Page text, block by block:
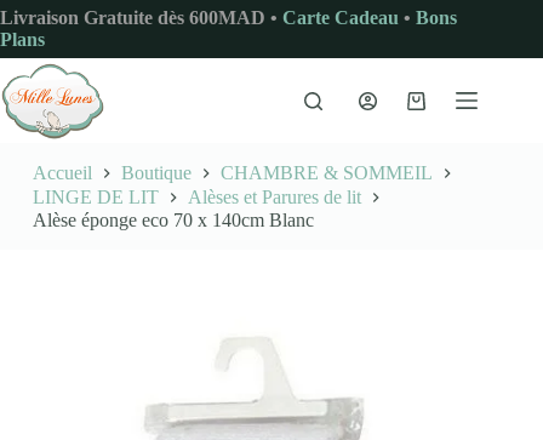
Passer
au
contenu
Livraison Gratuite dès 600MAD • Carte Cadeau • Bons
Plans
Panier
Accueil Boutique
CHAMBRE & SOMMEIL
LINGE DE LIT
Alèses et Parures de lit
Alèse éponge eco 70 x 140cm Blanc